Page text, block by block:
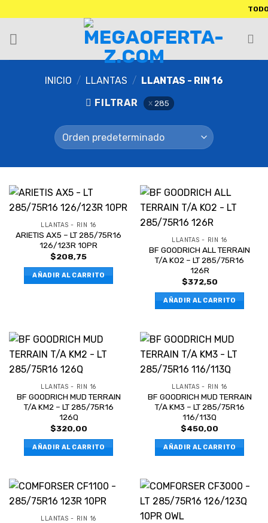
TODOS
INICIO / LLANTAS / LLANTAS - RIN 16
FILTRAR
285
LLANTAS - RIN 16
ARIETIS AX5 – LT 285/75R16
126/123R 10PR
$208,75
AÑADIR AL CARRITO
LLANTAS - RIN 16
BF GOODRICH ALL TERRAIN
T/A KO2 – LT 285/75R16
126R
$372,50
AÑADIR AL CARRITO
LLANTAS - RIN 16
BF GOODRICH MUD TERRAIN
T/A KM2 – LT 285/75R16
126Q
$320,00
AÑADIR AL CARRITO
LLANTAS - RIN 16
BF GOODRICH MUD TERRAIN
T/A KM3 – LT 285/75R16
116/113Q
$450,00
AÑADIR AL CARRITO
LLANTAS - RIN 16